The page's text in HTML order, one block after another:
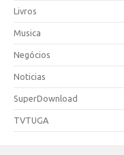
Livros
Musica
Negócios
Noticias
SuperDownload
TVTUGA